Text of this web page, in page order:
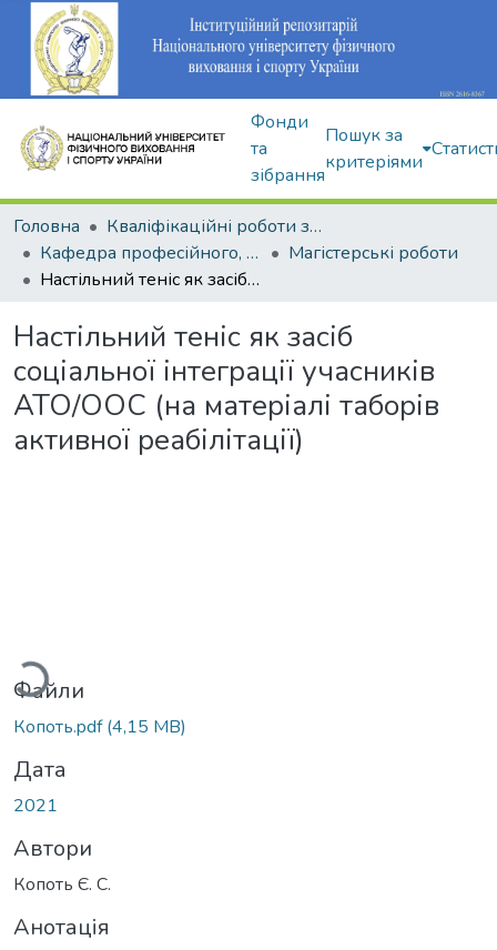
Фонди
та
зібрання
Пошук за
критеріями
Головна
Кваліфікаційні роботи здобувачів вищої освіти
Кафедра професійного, неолімпійського та адаптивного спорту
Магістерські роботи
Настільний теніс як засіб соціальної інтеграції учасників АТО/ООС (на матеріалі таборів активної реабілітації)
Настільний теніс як засіб
соціальної інтеграції учасників
АТО/ООС (на матеріалі таборів
активної реабілітації)
Файли
Копоть.pdf(4,15 MB)
Дата
2021
Автори
Копоть Є. С.
Анотація